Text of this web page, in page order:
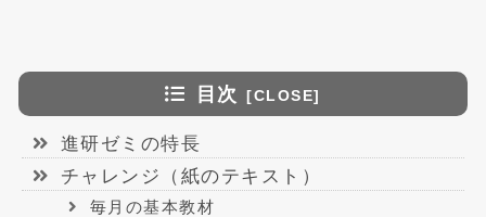
目次
進研ゼミの特長
チャレンジ（紙のテキスト）
毎月の基本教材